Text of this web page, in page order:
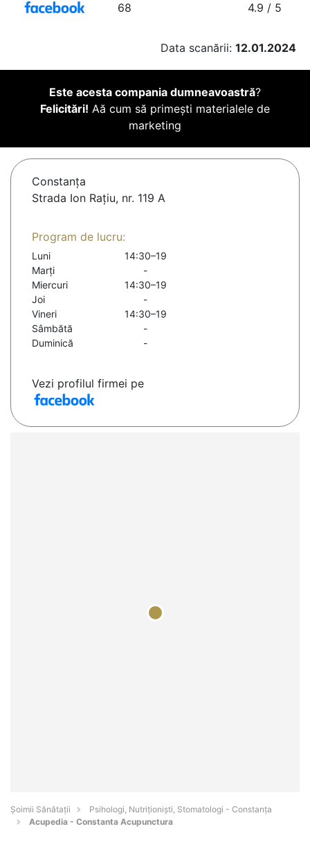
68 4.9 / 5
Data scanării: 12.01.2024
Este acesta compania dumneavoastră?
Felicitări! Aă cum să primești materialele de
marketing
Constanţa
Strada Ion Rațiu, nr. 119 A
Program de lucru:
Luni
14:30–19
Marți
-
Miercuri
14:30–19
Joi
-
Vineri
14:30–19
Sâmbătă
-
Duminică
-
Vezi profilul firmei pe
Şoimii Sănătații
Psihologi, Nutriționiști, Stomatologi - Constanţa
Acupedia - Constanta Acupunctura